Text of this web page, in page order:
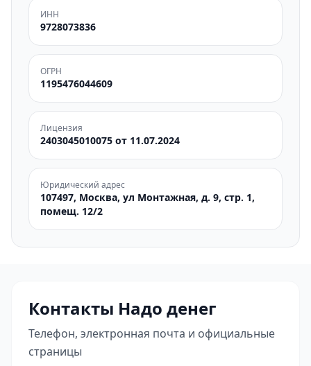
ИНН
9728073836
ОГРН
1195476044609
Лицензия
2403045010075 от 11.07.2024
Юридический адрес
107497, Москва, ул Монтажная, д. 9, стр. 1,
помещ. 12/2
Контакты Надо денег
Телефон, электронная почта и официальные
страницы